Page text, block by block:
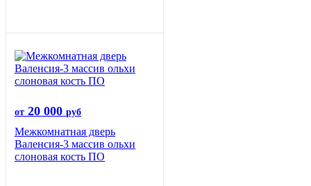
от 20 000 руб
Межкомнатная дверь
Валенсия-3 массив ольхи
слоновая кость ПО